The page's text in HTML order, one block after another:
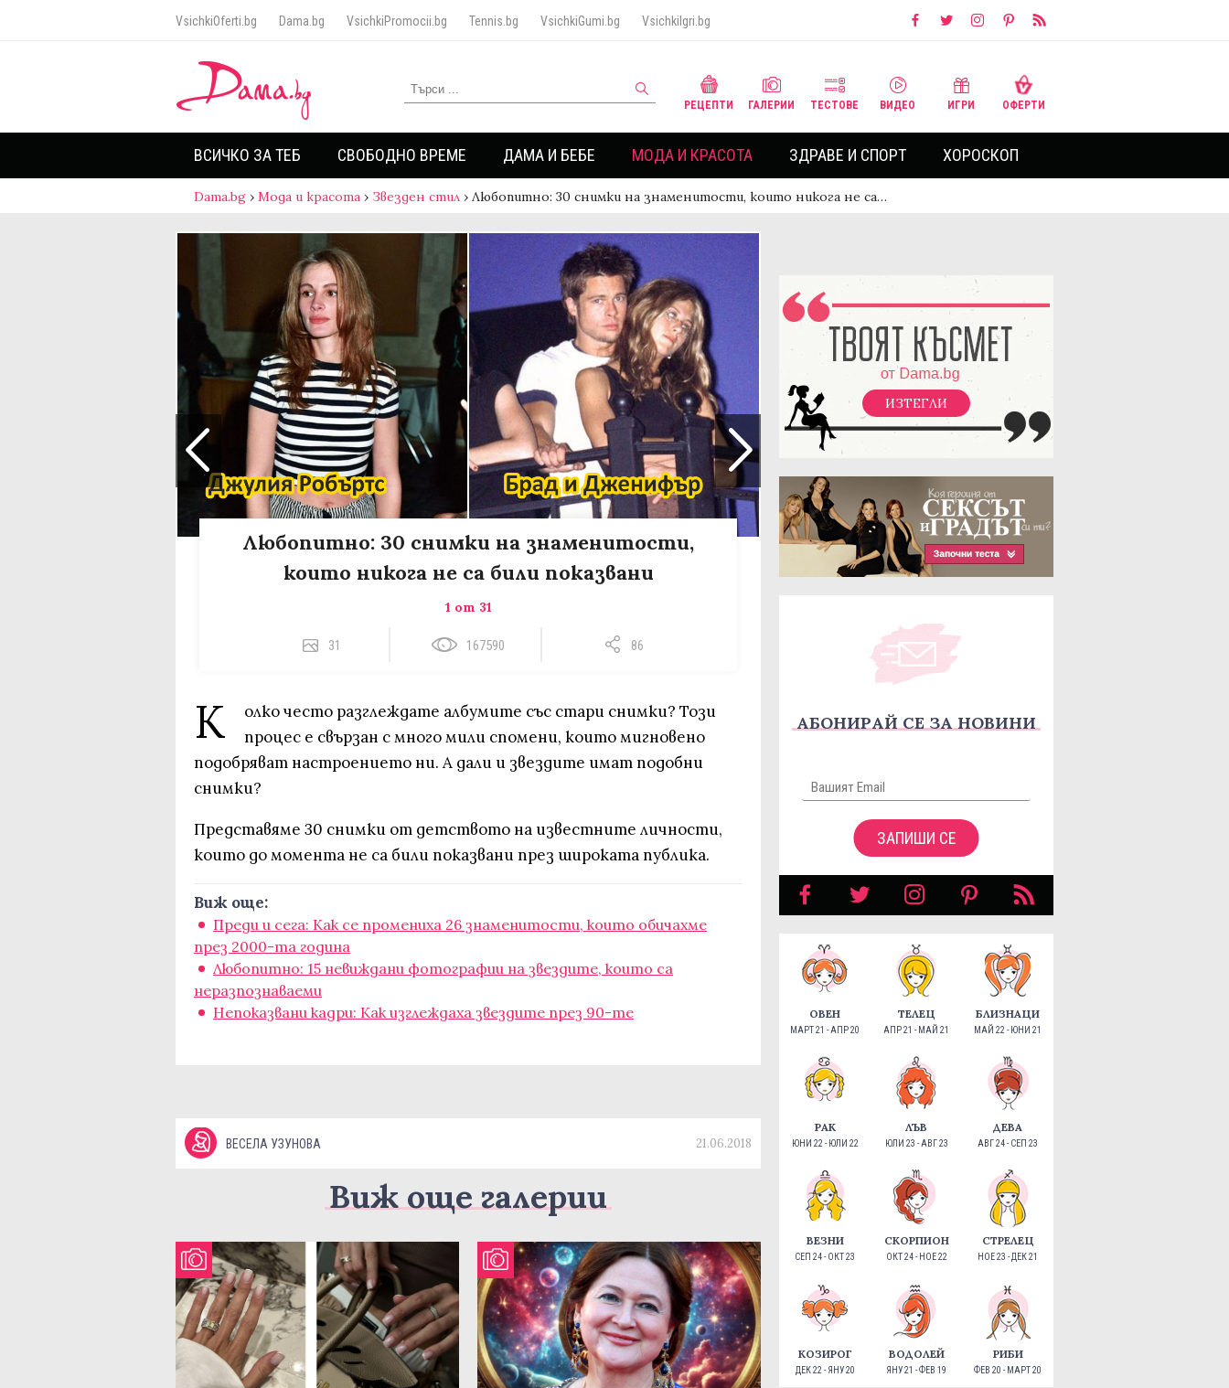
VsichkiOferti.bg Dama.bg VsichkiPromocii.bg Tennis.bg VsichkiGumi.bg VsichkiIgri.bg
РЕЦЕПТИ ГАЛЕРИИ ТЕСТОВЕ ВИДЕО ИГРИ ОФЕРТИ
ВСИЧКО ЗА ТЕБ СВОБОДНО ВРЕМЕ ДАМА И БЕБЕ МОДА И КРАСОТА ЗДРАВЕ И СПОРТ ХОРОСКОП
Dama.bg › Мода и красота › Звезден стил › Любопитно: 30 снимки на знаменитости, които никога не са…
Любопитно: 30 снимки на знаменитости,
които никога не са били показвани
1 от 31
31 167590 86
К
олко често разглеждате албумите със стари снимки? Този
процес е свързан с много мили спомени, които мигновено
подобряват настроението ни. А дали и звездите имат подобни
снимки?
Представяме 30 снимки от детството на известните личности,
които до момента не са били показвани през широката публика.
Виж още:
Преди и сега: Как се промениха 26 знаменитости, които обичахме
през 2000-та година
Любопитно: 15 невиждани фотографии на звездите, които са
неразпознаваеми
Непоказвани кадри: Как изглеждаха звездите през 90-те
ВЕСЕЛА УЗУНОВА 21.06.2018
Виж още галерии
ИЗТЕГЛИ
АБОНИРАЙ СЕ ЗА НОВИНИ
ЗАПИШИ СЕ
ОВЕН
МАРТ 21 - АПР 20
ТЕЛЕЦ
АПР 21 - МАЙ 21
БЛИЗНАЦИ
МАЙ 22 - ЮНИ 21
РАК
ЮНИ 22 - ЮЛИ 22
ЛЪВ
ЮЛИ 23 - АВГ 23
ДЕВА
АВГ 24 - СЕП 23
ВЕЗНИ
СЕП 24 - ОКТ 23
СКОРПИОН
ОКТ 24 - НОЕ 22
СТРЕЛЕЦ
НОЕ 23 - ДЕК 21
КОЗИРОГ
ДЕК 22 - ЯНУ 20
ВОДОЛЕЙ
ЯНУ 21 - ФЕВ 19
РИБИ
ФЕВ 20 - МАРТ 20